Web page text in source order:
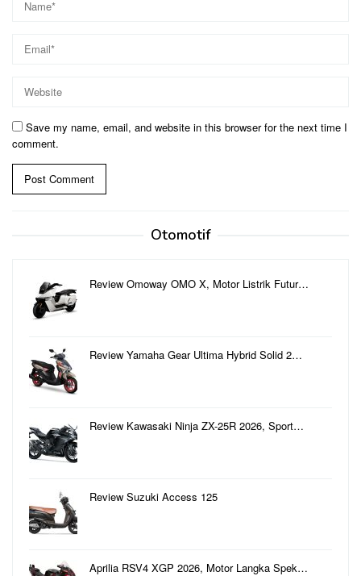
Save my name, email, and website in this browser for the next time I
comment.
Otomotif
Review Omoway OMO X, Motor Listrik Futur…
Review Yamaha Gear Ultima Hybrid Solid 2…
Review Kawasaki Ninja ZX-25R 2026, Sport…
Review Suzuki Access 125
Aprilia RSV4 XGP 2026, Motor Langka Spek…